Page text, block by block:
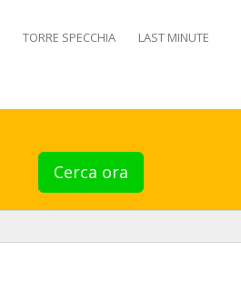
TORRE SPECCHIA LAST MINUTE
Cerca ora